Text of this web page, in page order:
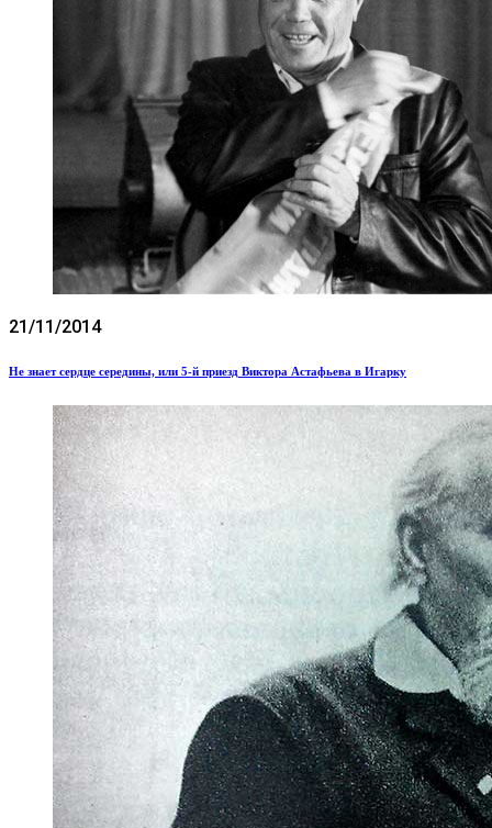
21/11/2014
Не знает сердце середины, или 5-й приезд Виктора Астафьева в Игарку